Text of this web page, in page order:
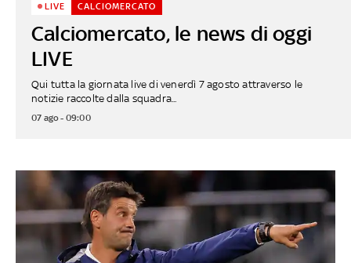
Calciomercato, le news di oggi
LIVE
LIVE CALCIOMERCATO
Qui tutta la giornata live di venerdì 7 agosto attraverso le
notizie raccolte dalla squadra...
07 ago - 09:00